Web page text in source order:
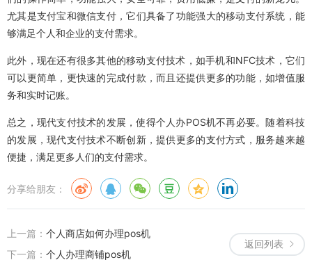
尤其是支付宝和微信支付，它们具备了功能强大的移动支付系统，能
够满足个人和企业的支付需求。
此外，现在还有很多其他的移动支付技术，如手机和NFC技术，它们
可以更简单，更快速的完成付款，而且还提供更多的功能，如增值服
务和实时记账。
总之，现代支付技术的发展，使得个人办POS机不再必要。随着科技
的发展，现代支付技术不断创新，提供更多的支付方式，服务越来越
便捷，满足更多人们的支付需求。
分享给朋友：
返回列表
上一篇： 个人商店如何办理pos机
下一篇： 个人办理商铺pos机